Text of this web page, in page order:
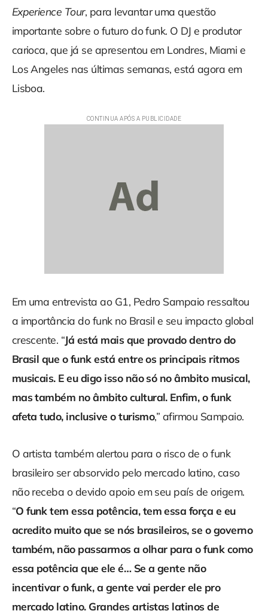
Experience Tour, para levantar uma questão
importante sobre o futuro do funk. O DJ e produtor
carioca, que já se apresentou em Londres, Miami e
Los Angeles nas últimas semanas, está agora em
Lisboa.
Em uma entrevista ao G1, Pedro Sampaio ressaltou
a importância do funk no Brasil e seu impacto global
crescente. “Já está mais que provado dentro do
Brasil que o funk está entre os principais ritmos
musicais. E eu digo isso não só no âmbito musical,
mas também no âmbito cultural. Enfim, o funk
afeta tudo, inclusive o turismo,” afirmou Sampaio.
O artista também alertou para o risco de o funk
brasileiro ser absorvido pelo mercado latino, caso
não receba o devido apoio em seu país de origem.
“O funk tem essa potência, tem essa força e eu
acredito muito que se nós brasileiros, se o governo
também, não passarmos a olhar para o funk como
essa potência que ele é… Se a gente não
incentivar o funk, a gente vai perder ele pro
mercado latino. Grandes artistas latinos de